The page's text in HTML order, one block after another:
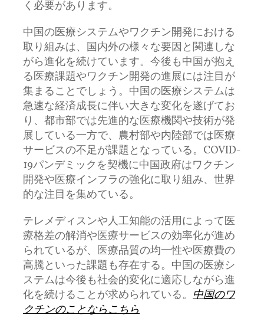
く必要があります。
中国の医療システムやワクチン開発における
取り組みは、国内外の様々な要因と関連しな
がら進化を続けています。今後も中国が抱え
る医療課題やワクチン開発の進展には注目が
集まることでしょう。中国の医療システムは
急速な経済成長に伴い大きな変化を遂げてお
り、都市部では先進的な医療機関や技術が発
展している一方で、農村部や内陸部では医療
サービスの不足が課題となっている。COVID-
19パンデミックを契機に中国政府はワクチン
開発や医療インフラの強化に取り組み、世界
的な注目を集めている。
テレメディスンや人工知能の活用によって医
療格差の解消や医療サービスの効率化が進め
られているが、医療品質の均一性や医療費の
高騰といった課題も存在する。中国の医療シ
ステムは今後も社会的変化に適応しながら進
化を続けることが求められている。 中国のワ
クチンのことならこちら